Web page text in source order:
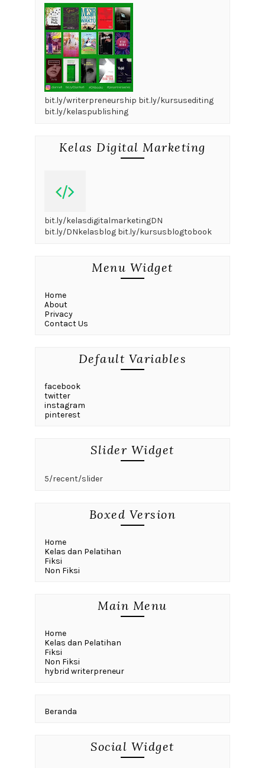
bit.ly/writerpreneurship bit.ly/kursusediting
bit.ly/kelaspublishing
Kelas Digital Marketing
bit.ly/kelasdigitalmarketingDN
bit.ly/DNkelasblog bit.ly/kursusblogtobook
Menu Widget
Home
About
Privacy
Contact Us
Default Variables
facebook
twitter
instagram
pinterest
Slider Widget
5/recent/slider
Boxed Version
Home
Kelas dan Pelatihan
Fiksi
Non Fiksi
Main Menu
Home
Kelas dan Pelatihan
Fiksi
Non Fiksi
hybrid writerpreneur
Beranda
Social Widget